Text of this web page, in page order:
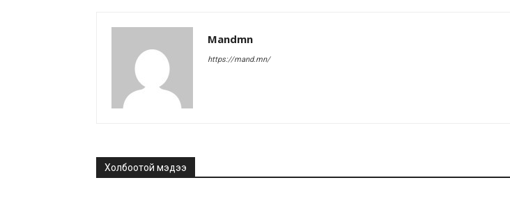
Mandmn
https://mand.mn/
Холбоотой мэдээ